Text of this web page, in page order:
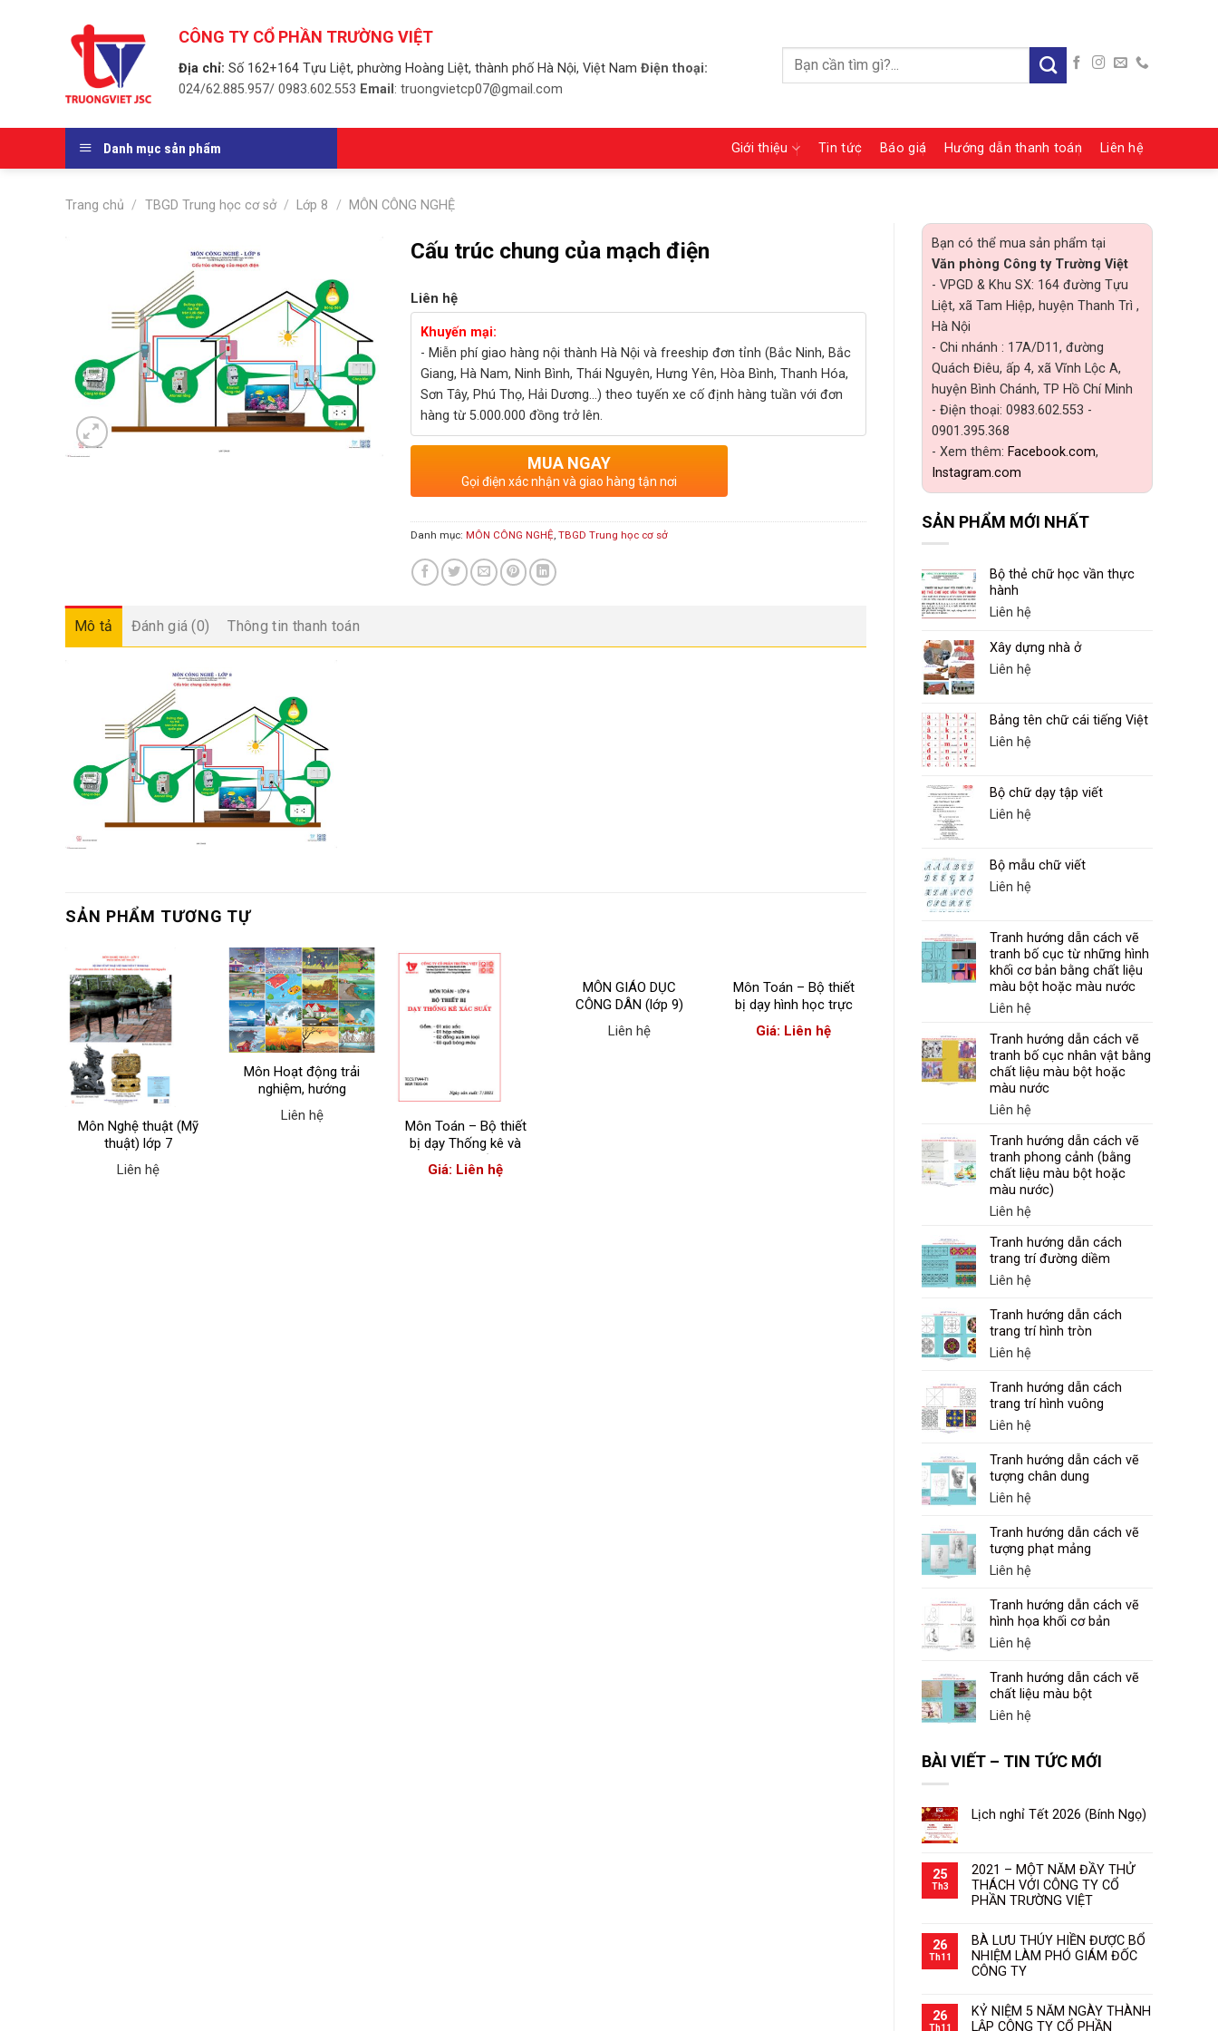
CÔNG TY CỔ PHẦN TRƯỜNG VIỆT
Địa chỉ: Số 162+164 Tựu Liệt, phường Hoàng Liệt, thành phố Hà Nội, Việt Nam Điện thoại:
024/62.885.957/ 0983.602.553 Email : truongvietcp07@gmail.com
Tìm
kiếm:
Danh mục sản phẩm Giới thiệu Tin tức Báo giá Hướng dẫn thanh toán Liên hệ
Trang chủ / TBGD Trung học cơ sở / Lớp 8 / MÔN CÔNG NGHỆ
Bạn có thể mua sản phẩm tại
Văn phòng Công ty Trường Việt
- VPGD & Khu SX: 164 đường Tựu
Liệt, xã Tam Hiệp, huyện Thanh Trì ,
Hà Nội
- Chi nhánh : 17A/D11, đường
Quách Điêu, ấp 4, xã Vĩnh Lộc A,
huyện Bình Chánh, TP Hồ Chí Minh
- Điện thoại: 0983.602.553 -
0901.395.368
- Xem thêm: Facebook.com,
Instagram.com
SẢN PHẨM MỚI NHẤT
Bộ thẻ chữ học vần thực
hành
Liên hệ
Xây dựng nhà ở
Liên hệ
Bảng tên chữ cái tiếng Việt
Liên hệ
Bộ chữ dạy tập viết
Liên hệ
Bộ mẫu chữ viết
Liên hệ
Tranh hướng dẫn cách vẽ
tranh bố cục từ những hình
khối cơ bản bằng chất liệu
màu bột hoặc màu nước
Liên hệ
Tranh hướng dẫn cách vẽ
tranh bố cục nhân vật bằng
chất liệu màu bột hoặc
màu nước
Liên hệ
Tranh hướng dẫn cách vẽ
tranh phong cảnh (bằng
chất liệu màu bột hoặc
màu nước)
Liên hệ
Tranh hướng dẫn cách
trang trí đường diềm
Liên hệ
Tranh hướng dẫn cách
trang trí hình tròn
Liên hệ
Tranh hướng dẫn cách
trang trí hình vuông
Liên hệ
Tranh hướng dẫn cách vẽ
tượng chân dung
Liên hệ
Tranh hướng dẫn cách vẽ
tượng phạt mảng
Liên hệ
Tranh hướng dẫn cách vẽ
hình họa khối cơ bản
Liên hệ
Tranh hướng dẫn cách vẽ
chất liệu màu bột
Liên hệ
BÀI VIẾT – TIN TỨC MỚI
Lịch nghỉ Tết 2026 (Bính Ngọ)
25
Th3
2021 – MỘT NĂM ĐẦY THỬ
THÁCH VỚI CÔNG TY CỔ
PHẦN TRƯỜNG VIỆT
26
Th11
BÀ LƯU THÚY HIỀN ĐƯỢC BỔ
NHIỆM LÀM PHÓ GIÁM ĐỐC
CÔNG TY
26
Th11
KỶ NIỆM 5 NĂM NGÀY THÀNH
LẬP CÔNG TY CỔ PHẦN
Cấu trúc chung của mạch điện
Liên hệ
Khuyến mại:
- Miễn phí giao hàng nội thành Hà Nội và freeship đơn tỉnh (Bắc Ninh, Bắc
Giang, Hà Nam, Ninh Bình, Thái Nguyên, Hưng Yên, Hòa Bình, Thanh Hóa,
Sơn Tây, Phú Thọ, Hải Dương...) theo tuyến xe cố định hàng tuần với đơn
hàng từ 5.000.000 đồng trở lên.
MUA NGAY
Gọi điện xác nhận và giao hàng tận nơi
Danh mục: MÔN CÔNG NGHỆ, TBGD Trung học cơ sở
Mô tả Đánh giá (0) Thông tin thanh toán
SẢN PHẨM TƯƠNG TỰ
Môn Nghệ thuật (Mỹ
thuật) lớp 7
Liên hệ
Môn Hoạt động trải
nghiệm, hướng
nghiệp
Liên hệ
Môn Toán – Bộ thiết
bị dạy Thống kê và
Xác suất
Giá: Liên hệ
MÔN GIÁO DỤC
CÔNG DÂN (lớp 9)
Liên hệ
Môn Toán – Bộ thiết
bị dạy hình học trực
quan lớp 6 – TT44
Giá: Liên hệ
MÔN KHOA HỌC TỰ
NHIÊN Lớp 8